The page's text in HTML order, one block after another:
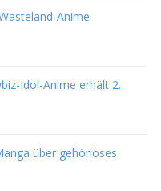
Anime
Idol-Anime erhält 2.
über gehörloses